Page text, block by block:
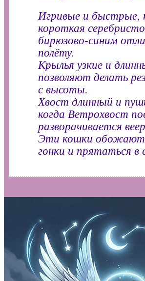
Игривые и быстрые,
короткая
бирюзово-синим
полёту.
Крылья узкие и
позволяют делать
с высоты.
Хвост длинный и
когда Ветрохвост
разворачивается
Эти кошки обожают
гонки и прятаться в